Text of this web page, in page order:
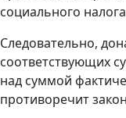
социального
Следовательно,
соответствующих
над суммой
противоречит